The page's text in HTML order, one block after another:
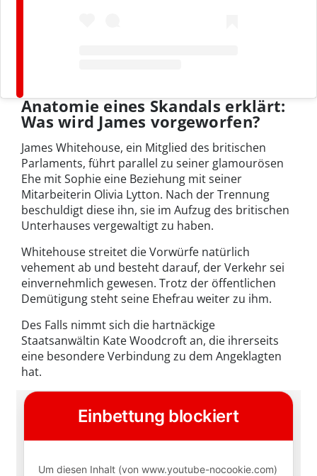
Anatomie eines Skandals erklärt:
Was wird James vorgeworfen?
James Whitehouse, ein Mitglied des britischen
Parlaments, führt parallel zu seiner glamourösen
Ehe mit Sophie eine Beziehung mit seiner
Mitarbeiterin Olivia Lytton. Nach der Trennung
beschuldigt diese ihn, sie im Aufzug des britischen
Unterhauses vergewaltigt zu haben.
Whitehouse streitet die Vorwürfe natürlich
vehement ab und besteht darauf, der Verkehr sei
einvernehmlich gewesen. Trotz der öffentlichen
Demütigung steht seine Ehefrau weiter zu ihm.
Des Falls nimmt sich die hartnäckige
Staatsanwältin Kate Woodcroft an, die ihrerseits
eine besondere Verbindung zu dem Angeklagten
hat.